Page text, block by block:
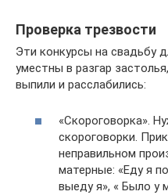
Проверка трезвости
Эти конкурсы на свадьбу
уместны в разгар
выпили и расслабились:
«Скороговорка».
скороговорки.
неправильном
матерные: «Еду я
выеду я», « Было у